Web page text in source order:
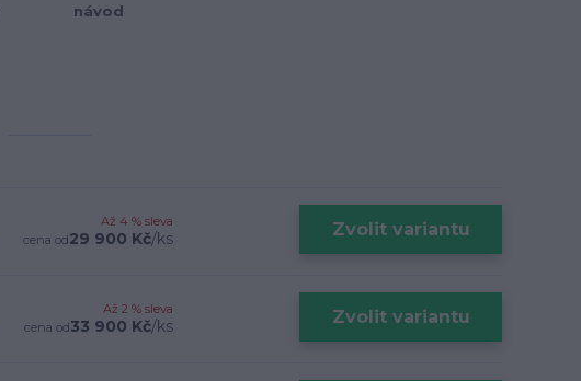
návod
Až 4 % sleva
cena od29 900 Kč/ks Zvolit variantu
Až 2 % sleva
cena od33 900 Kč/ks Zvolit variantu